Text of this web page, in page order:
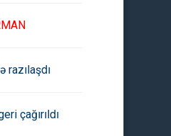
razılaşdı
çağırıldı